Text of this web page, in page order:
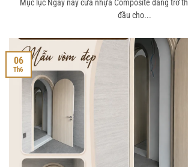
Mục lục Ngày nay cửa nhựa Composite đang trở
đầu cho...
06
Th6